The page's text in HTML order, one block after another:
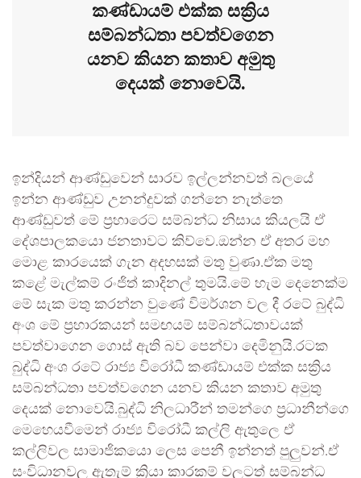
කණ්ඩායම් එක්ක සක්‍රිය
සම්බන්ධතා පවත්වගෙන
යනව කියන කතාව අමුතු
දෙයක් නොවෙයි.
ඉන්දියන් ආණ්ඩුවෙන් සාරව ඉල්ලන්නවත් බලයේ
ඉන්න ආණ්ඩුව උනන්දුවක් ගන්නෙ නැත්තෙ
ආණ්ඩුවත් මේ ප්‍රහාරෙට සම්බන්ධ නිසාය කියලයි ඒ
දේශපාලකයො ජනතාවට කිව්වෙ.ඔන්න ඒ අතර මහ
මොළ කාරයෙක් ගැන අදහසක් මතු වුණා.ඒක මතු
කළේ මැල්කම් රංජිත් කාදිනල් තුමයි.මේ හැම දෙනෙක්ම
මේ සැක මතු කරන්න වුණේ විමර්ශන වල දී රටේ බුද්ධි
අංශ මේ ප්‍රහාරකයන් සමඟයම් සම්බන්ධතාවයක්
පවත්වාගෙන ගොස් ඇති බව පෙන්වා දෙමිනුයි.රටක
බුද්ධි අංශ රටේ රාජ්‍ය විරෝධී කණ්ඩායම් එක්ක සක්‍රිය
සම්බන්ධතා පවත්වගෙන යනව කියන කතාව අමුතු
දෙයක් නොවෙයි.බුද්ධි නිලධාරීන් තමන්ගෙ ප්‍රධානීන්ගෙ
මෙහෙයවීමෙන් රාජ්‍ය විරෝධී කල්ලි ඇතුලෙ ඒ
කල්ලිවල සාමාජිකයො ලෙස පෙනී ඉන්නත් පුලුවන්.ඒ
සංවිධානවල ඇතැම් ක්‍රියා කාරකම් වලටත් සම්බන්ධ